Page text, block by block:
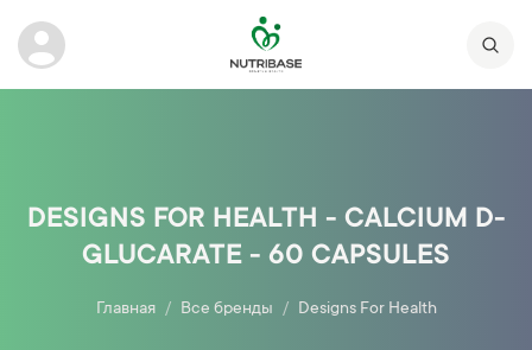
DESIGNS FOR HEALTH - CALCIUM D-
GLUCARATE - 60 CAPSULES
Главная Все бренды Designs For Health